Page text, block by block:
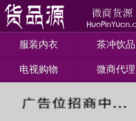
服装内衣 茶冲饮品
电视购物 微商代理